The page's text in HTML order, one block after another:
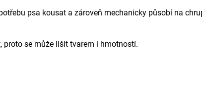
psa kousat a zároveň mechanicky působí na
proto se může lišit tvarem i hmotností.